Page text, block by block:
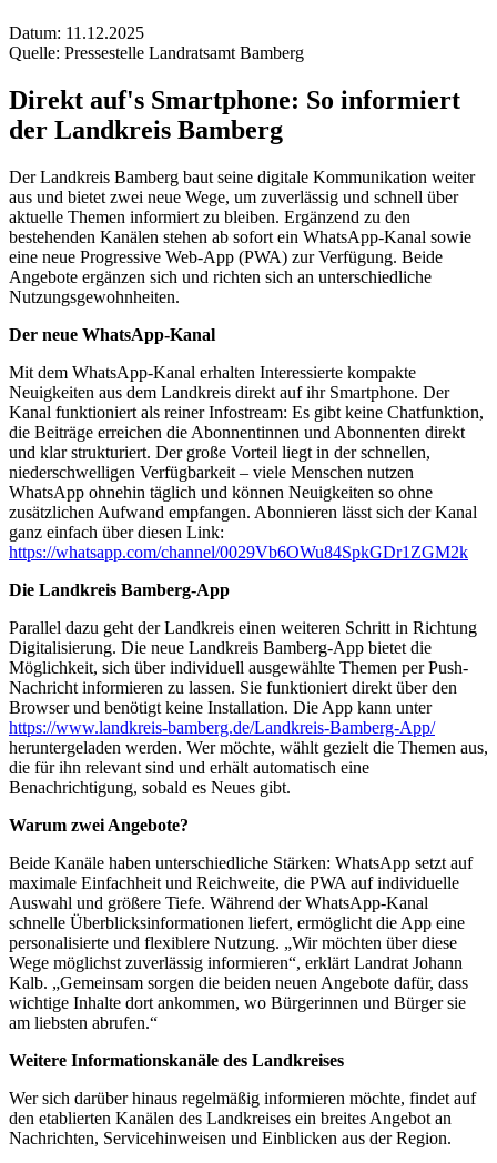
Datum: 11.12.2025
Quelle: Pressestelle Landratsamt Bamberg
Direkt auf's Smartphone: So informiert
der Landkreis Bamberg
Der Landkreis Bamberg baut seine digitale Kommunikation weiter
aus und bietet zwei neue Wege, um zuverlässig und schnell über
aktuelle Themen informiert zu bleiben. Ergänzend zu den
bestehenden Kanälen stehen ab sofort ein WhatsApp-Kanal sowie
eine neue Progressive Web-App (PWA) zur Verfügung. Beide
Angebote ergänzen sich und richten sich an unterschiedliche
Nutzungsgewohnheiten.
Der neue WhatsApp-Kanal
Mit dem WhatsApp-Kanal erhalten Interessierte kompakte
Neuigkeiten aus dem Landkreis direkt auf ihr Smartphone. Der
Kanal funktioniert als reiner Infostream: Es gibt keine Chatfunktion,
die Beiträge erreichen die Abonnentinnen und Abonnenten direkt
und klar strukturiert. Der große Vorteil liegt in der schnellen,
niederschwelligen Verfügbarkeit – viele Menschen nutzen
WhatsApp ohnehin täglich und können Neuigkeiten so ohne
zusätzlichen Aufwand empfangen. Abonnieren lässt sich der Kanal
ganz einfach über diesen Link:
https://whatsapp.com/channel/0029Vb6OWu84SpkGDr1ZGM2k
Die Landkreis Bamberg-App
Parallel dazu geht der Landkreis einen weiteren Schritt in Richtung
Digitalisierung. Die neue Landkreis Bamberg-App bietet die
Möglichkeit, sich über individuell ausgewählte Themen per Push-
Nachricht informieren zu lassen. Sie funktioniert direkt über den
Browser und benötigt keine Installation. Die App kann unter
https://www.landkreis-bamberg.de/Landkreis-Bamberg-App/
heruntergeladen werden. Wer möchte, wählt gezielt die Themen aus,
die für ihn relevant sind und erhält automatisch eine
Benachrichtigung, sobald es Neues gibt.
Warum zwei Angebote?
Beide Kanäle haben unterschiedliche Stärken: WhatsApp setzt auf
maximale Einfachheit und Reichweite, die PWA auf individuelle
Auswahl und größere Tiefe. Während der WhatsApp-Kanal
schnelle Überblicksinformationen liefert, ermöglicht die App eine
personalisierte und flexiblere Nutzung. „Wir möchten über diese
Wege möglichst zuverlässig informieren“, erklärt Landrat Johann
Kalb. „Gemeinsam sorgen die beiden neuen Angebote dafür, dass
wichtige Inhalte dort ankommen, wo Bürgerinnen und Bürger sie
am liebsten abrufen.“
Weitere Informationskanäle des Landkreises
Wer sich darüber hinaus regelmäßig informieren möchte, findet auf
den etablierten Kanälen des Landkreises ein breites Angebot an
Nachrichten, Servicehinweisen und Einblicken aus der Region.